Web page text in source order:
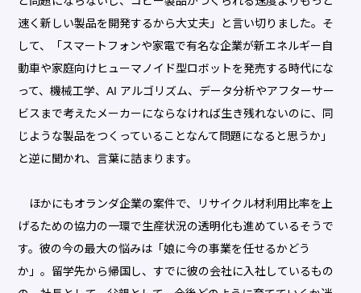
速く新しい製品を開発するから大丈夫」と言い切りました。そ
して、「スマートフォンや家電で有名な企業が新エネルギー自
動車や家庭向けヒューマノイド型ロボットを発売する時代にな
って、機械工学、AI アルゴリズム、データ分析やアフターサー
ビスまで考えたメーカーにならなければ生き残れないのに、同
じような製品をつくっていることなんて問題になると思うか」
と逆に聞かれ、言葉に詰まります。
ほかにもオランダ企業の案件で、リサイクル材利用比率を上
げるための協力の一環で生産状況の透明化も進めているそうで
す。彼の今の最大の悩みは「娘に今の事業を任せるかどう
か」。留学先から帰国し、すでに彼の会社に入社しているもの